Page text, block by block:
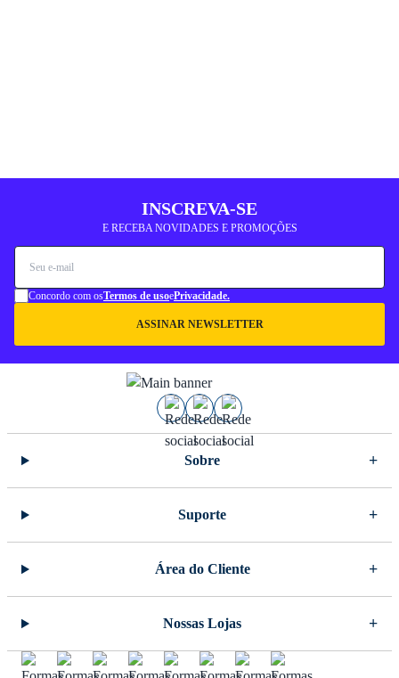
INSCREVA-SE
E RECEBA NOVIDADES E PROMOÇÕES
Concordo com osTermos de usoePrivacidade.
ASSINAR NEWSLETTER
Sobre
Suporte
Área do Cliente
Nossas Lojas